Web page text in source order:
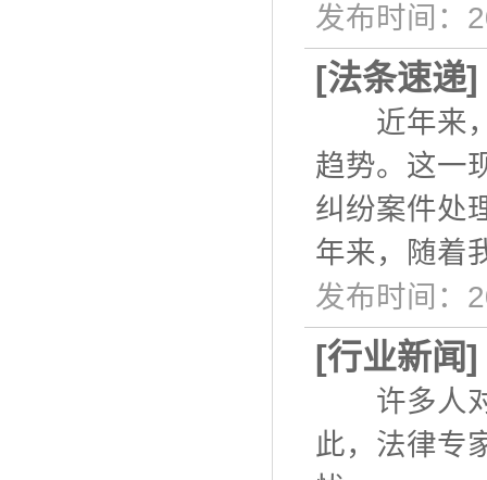
发布时间：
[法条速递]
近年来，
趋势。这一
纠纷案件
年来，随着
发布时间：
[行业新闻]
许多人对
此，法律专